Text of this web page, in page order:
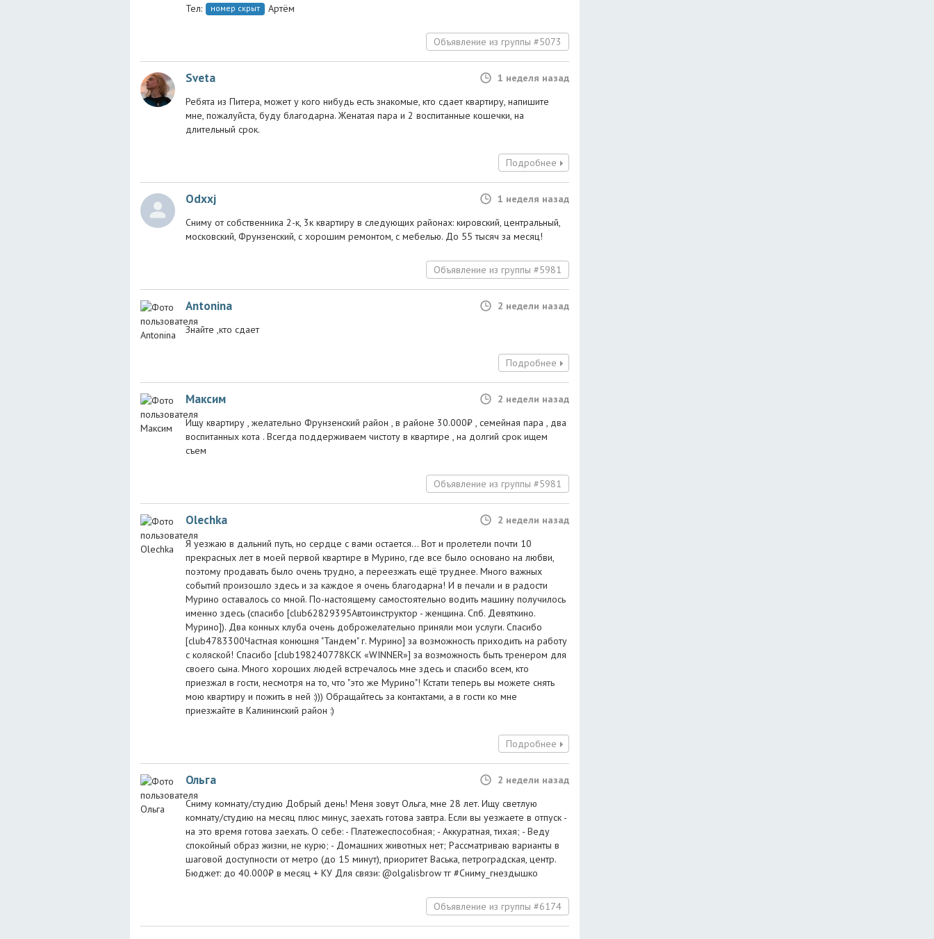
Тел:
номер скрыт Артём
Объявление из группы #5073
Sveta
1 неделя назад
Ребята из Питера, может у кого нибудь есть знакомые, кто сдает квартиру, напишите
мне, пожалуйста, буду благодарна. Женатая пара и 2 воспитанные кошечки, на
длительный срок.
Подробнее
Odxxj
1 неделя назад
Сниму от собственника 2-к, 3к квартиру в следующих районах: кировский, центральный,
московский, Фрунзенский, с хорошим ремонтом, с мебелью. До 55 тысяч за месяц!
Объявление из группы #5981
Antonina
2 недели назад
Знайте ,кто сдает
Подробнее
Максим
2 недели назад
Ищу квартиру , желательно Фрунзенский район , в районе 30.000₽ , семейная пара , два
воспитанных кота . Всегда поддерживаем чистоту в квартире , на долгий срок ищем
съем
Объявление из группы #5981
Olechka
2 недели назад
Я уезжаю в дальний путь, но сердце с вами остается... Вот и пролетели почти 10
прекрасных лет в моей первой квартире в Мурино, где все было основано на любви,
поэтому продавать было очень трудно, а переезжать ещё труднее. Много важных
событий произошло здесь и за каждое я очень благодарна! И в печали и в радости
Мурино оставалось со мной. По-настоящему самостоятельно водить машину получилось
именно здесь (спасибо [club62829395Автоинструктор - женщина. Спб. Девяткино.
Мурино]). Два конных клуба очень доброжелательно приняли мои услуги. Спасибо
[club4783300Частная конюшня "Тандем" г. Мурино] за возможность приходить на работу
с коляской! Спасибо [club198240778КСК «WINNER»] за возможность быть тренером для
своего сына. Много хороших людей встречалось мне здесь и спасибо всем, кто
приезжал в гости, несмотря на то, что "это же Мурино"! Кстати теперь вы можете снять
мою квартиру и пожить в ней :))) Обращайтесь за контактами, а в гости ко мне
приезжайте в Калининский район :)
Подробнее
Ольга
2 недели назад
Сниму комнату/студию Добрый день! Меня зовут Ольга, мне 28 лет. Ищу светлую
комнату/студию на месяц плюс минус, заехать готова завтра. Если вы уезжаете в отпуск -
на это время готова заехать. О себе: - Платежеспособная; - Аккуратная, тихая; - Веду
спокойный образ жизни, не курю; - Домашних животных нет; Рассматриваю варианты в
шаговой доступности от метро (до 15 минут), приоритет Васька, петроградская, центр.
Бюджет: до 40.000₽ в месяц + КУ Для связи: @olgalisbrow тг #Сниму_гнездышко
Объявление из группы #6174